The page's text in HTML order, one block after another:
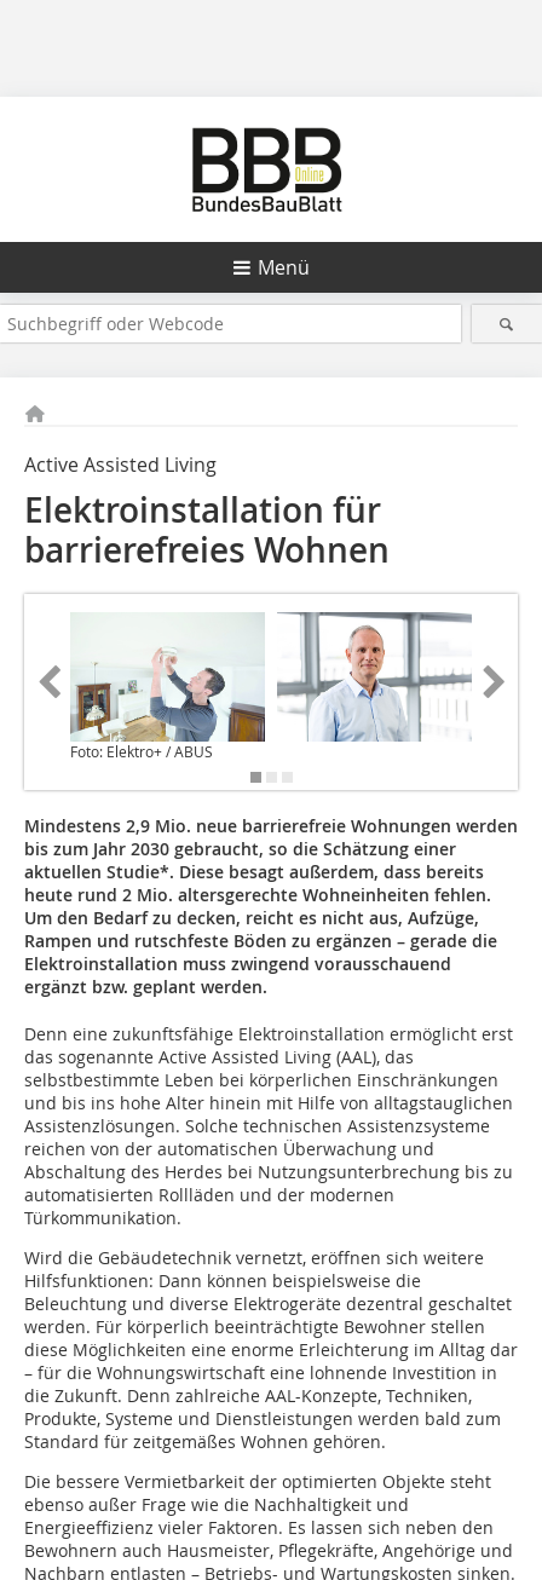
Menü
Active Assisted Living
Elektroinstallation für
barrierefreies Wohnen
Foto: Elektro+ / ABUS
Mindestens 2,9 Mio. neue barrierefreie Wohnungen werden
bis zum Jahr 2030 gebraucht, so die Schätzung einer
aktuellen Studie*. Diese besagt außerdem, dass bereits
heute rund 2 Mio. altersgerechte Wohneinheiten fehlen.
Um den Bedarf zu decken, reicht es nicht aus, Aufzüge,
Rampen und rutschfeste Böden zu ergänzen – gerade die
Elektroinstallation muss zwingend vorausschauend
ergänzt bzw. geplant werden.
Denn eine zukunftsfähige Elektroinstallation ermöglicht erst
das sogenannte Active Assisted Living (AAL), das
selbstbestimmte Leben bei körperlichen Einschränkungen
und bis ins hohe Alter hinein mit Hilfe von alltagstauglichen
Assistenzlösungen. Solche technischen Assistenzsysteme
reichen von der automatischen Überwachung und
Abschaltung des Herdes bei Nutzungsunterbrechung bis zu
automatisierten Rollläden und der modernen
Türkommunikation.
Wird die Gebäudetechnik vernetzt, eröffnen sich weitere
Hilfsfunktionen: Dann können beispielsweise die
Beleuchtung und diverse Elektrogeräte dezentral geschaltet
werden. Für körperlich beeinträchtigte Bewohner stellen
diese Möglichkeiten eine enorme Erleichterung im Alltag dar
– für die Wohnungswirtschaft eine lohnende Investition in
die Zukunft. Denn zahlreiche AAL-Konzepte, Techniken,
Produkte, Systeme und Dienstleistungen werden bald zum
Standard für zeitgemäßes Wohnen gehören.
Die bessere Vermietbarkeit der optimierten Objekte steht
ebenso außer Frage wie die Nachhaltigkeit und
Energieeffizienz vieler Faktoren. Es lassen sich neben den
Bewohnern auch Hausmeister, Pflegekräfte, Angehörige und
Nachbarn entlasten – Betriebs- und Wartungskosten sinken.